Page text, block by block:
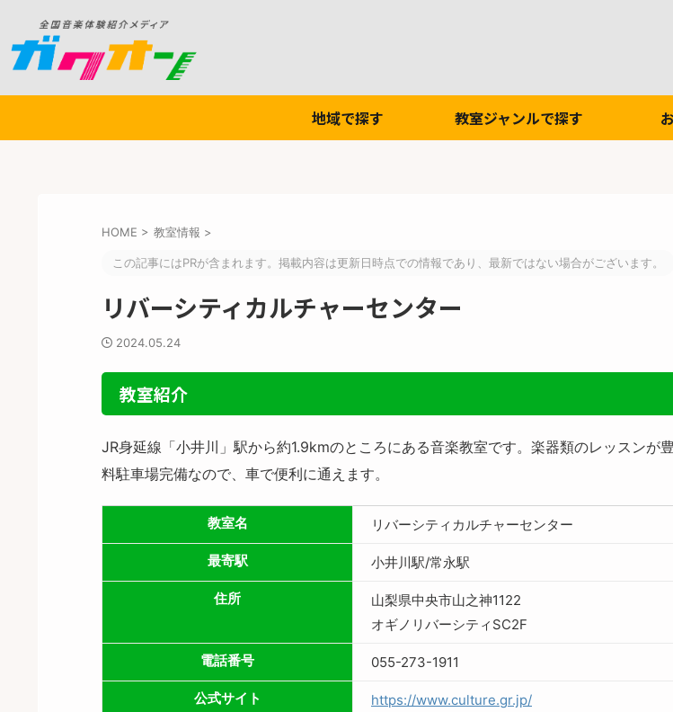
地域で探す 教室ジャンルで探す
HOME > 教室情報 >
この記事にはPRが含まれます。掲載内容は更新日時点での情報であり、最新ではない場合がございます。
リバーシティカルチャーセンター
2024.05.24
教室紹介
JR身延線「小井川」駅から約1.9kmのところにある音楽教室です。楽器類のレッスン
料駐車場完備なので、車で便利に通えます。
教室名 リバーシティカルチャーセンター
最寄駅 小井川駅/常永駅
住所
山梨県中央市山之神1122
オギノリバーシティSC2F
電話番号 055-273-1911
公式サイト https://www.culture.gr.jp/